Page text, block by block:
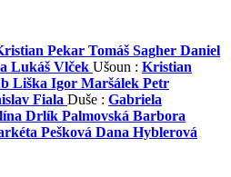
Pekar Tomáš Sagher Daniel
Lukáš Vlček Ušoun : Kristian
Liška Igor Maršálek Petr
Fiala Duše : Gabriela
Drlík Palmovská Barbora
Pešková Dana Hyblerová